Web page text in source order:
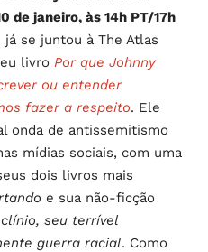
de janeiro, às 14h PT/17h
se juntou à The Atlas
livro Por que Johnny
ou entender
fazer a respeito. Ele
onda de antissemitismo
mídias sociais, com uma
dois livros mais
e sua não-ficção
seu terrível
guerra racial. Como